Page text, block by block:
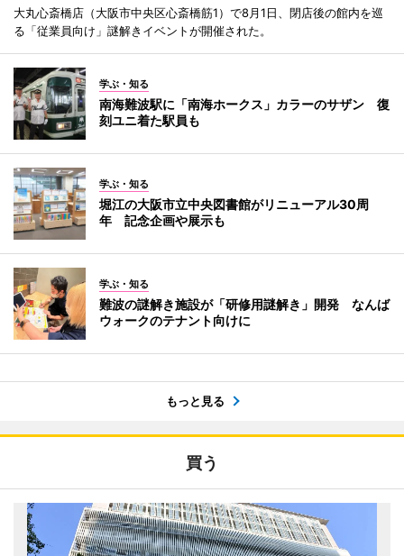
大丸心斎橋店（大阪市中央区心斎橋筋1）で8月1日、閉店後の館内を巡
る「従業員向け」謎解きイベントが開催された。
学ぶ・知る
南海難波駅に「南海ホークス」カラーのサザン 復
刻ユニ着た駅員も
学ぶ・知る
堀江の大阪市立中央図書館がリニューアル30周
年 記念企画や展示も
学ぶ・知る
難波の謎解き施設が「研修用謎解き」開発 なんば
ウォークのテナント向けに
もっと見る
買う